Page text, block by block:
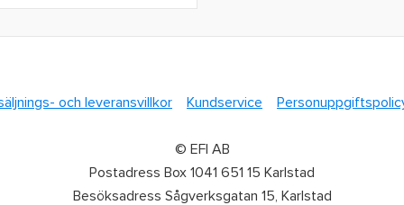
och leveransvillkor Kundservice
© EFI AB
Postadress Box 1041 651 15 Karlstad
Besöksadress Sågverksgatan 15, Karlstad